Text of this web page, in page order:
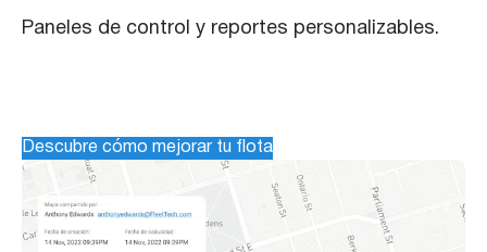
Paneles de control y reportes personalizables.
Descubre cómo mejorar tu flota